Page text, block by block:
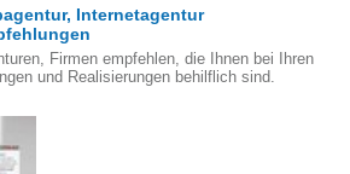
Internetagentur
Firmen empfehlen, die Ihnen bei Ihren
und Realisierungen behilflich sind.